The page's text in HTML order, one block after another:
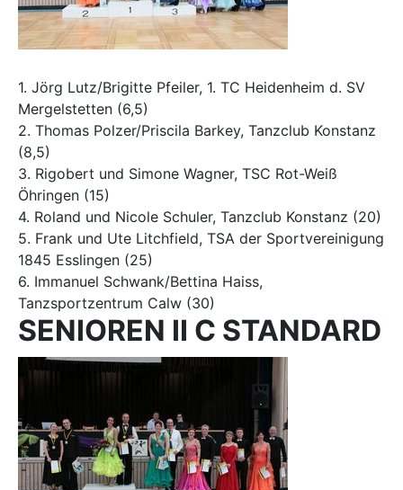
1. Jörg Lutz/Brigitte Pfeiler, 1. TC Heidenheim d. SV
Mergelstetten (6,5)
2. Thomas Polzer/Priscila Barkey, Tanzclub Konstanz
(8,5)
3. Rigobert und Simone Wagner, TSC Rot-Weiß
Öhringen (15)
4. Roland und Nicole Schuler, Tanzclub Konstanz (20)
5. Frank und Ute Litchfield, TSA der Sportvereinigung
1845 Esslingen (25)
6. Immanuel Schwank/Bettina Haiss,
Tanzsportzentrum Calw (30)
SENIOREN II C STANDARD